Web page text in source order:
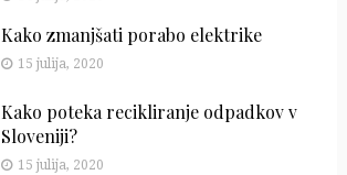
Kako zmanjšati porabo elektrike
15 julija, 2020
Kako poteka recikliranje odpadkov v
Sloveniji?
15 julija, 2020